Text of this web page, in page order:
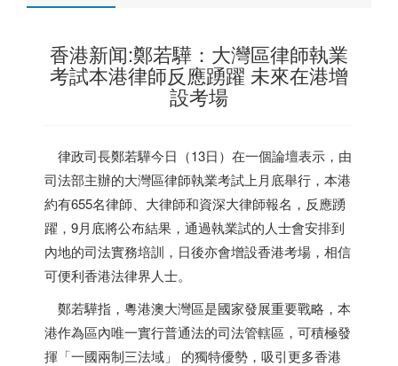
香港新闻:鄭若驊：大灣區律師執業
考試本港律師反應踴躍 未來在港增
設考場
律政司長鄭若驊今日（13日）在一個論壇表示，由
司法部主辦的大灣區律師執業考試上月底舉行，本港
約有655名律師、大律師和資深大律師報名，反應踴
躍，9月底將公布結果，通過執業試的人士會安排到
內地的司法實務培訓，日後亦會增設香港考場，相信
可便利香港法律界人士。
鄭若驊指，粵港澳大灣區是國家發展重要戰略，本
港作為區內唯一實行普通法的司法管轄區，可積極發
揮「一國兩制三法域」 的獨特優勢，吸引更多香港